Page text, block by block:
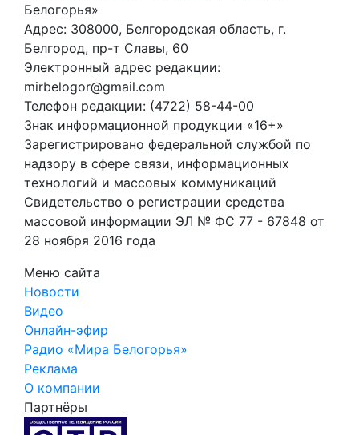
Белогорья»
Адрес: 308000, Белгородская область, г.
Белгород, пр-т Славы, 60
Электронный адрес редакции:
mirbelogor@gmail.com
Телефон редакции: (4722) 58-44-00
Знак информационной продукции «16+»
Зарегистрировано федеральной службой по
надзору в сфере связи, информационных
технологий и массовых коммуникаций
Свидетельство о регистрации средства
массовой информации ЭЛ № ФС 77 - 67848 от
28 ноября 2016 года
Меню сайта
Новости
Видео
Онлайн-эфир
Радио «Мира Белогорья»
Реклама
О компании
Партнёры